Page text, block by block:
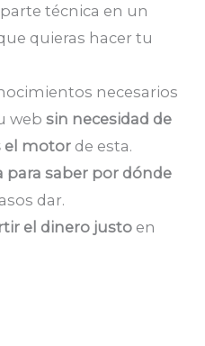
técnica en un
quieras hacer tu
necesarios
web sin necesidad de
el motorde esta.
para saber por dónde
dar.
el dinero justoen